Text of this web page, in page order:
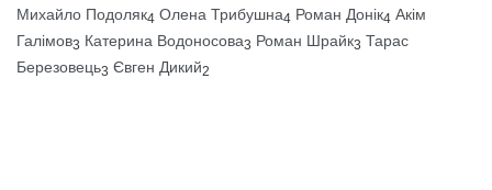
Михайло Подоляк4 Олена Трибушна4 Роман Донік4 Акім
Галімов3 Катерина Водоносова3 Роман Шрайк3 Тарас
Березовець3 Євген Дикий2